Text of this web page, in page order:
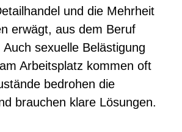
und die Mehrheit
erwägt, aus dem Beruf
sexuelle Belästigung
Arbeitsplatz kommen oft
bedrohen die
brauchen klare Lösungen.